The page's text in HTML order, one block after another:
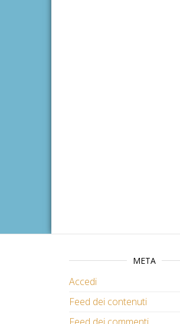
META
Accedi
Feed dei contenuti